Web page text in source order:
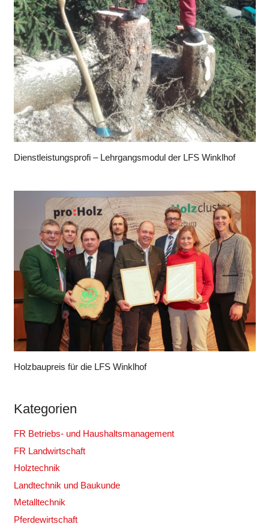
Dienstleistungsprofi – Lehrgangsmodul der LFS Winklhof
Holzbaupreis für die LFS Winklhof
Kategorien
FR Betriebs- und Haushaltsmanagement
FR Landwirtschaft
Holztechnik
Landtechnik und Baukunde
Metalltechnik
Pferdewirtschaft